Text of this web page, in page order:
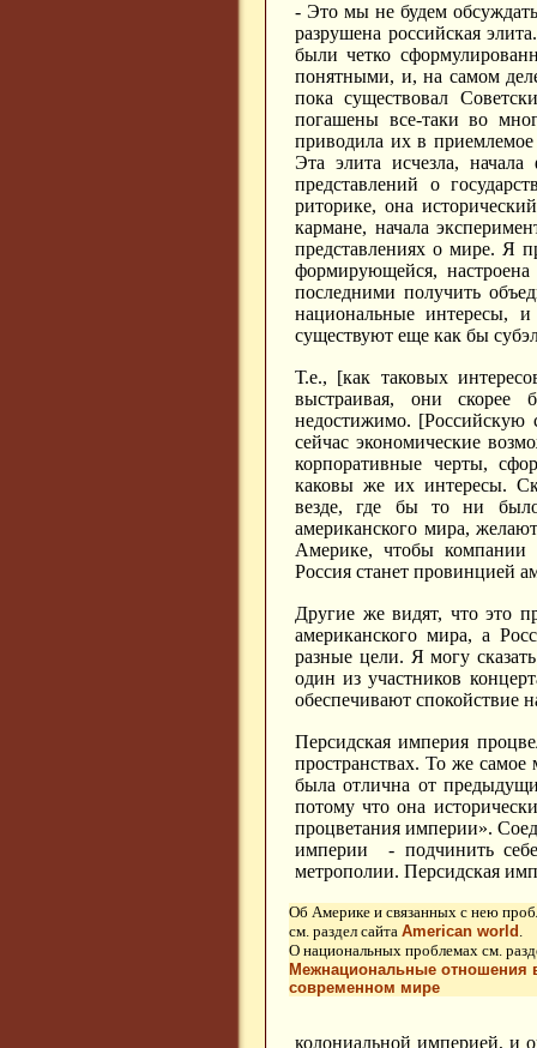
- Это мы не будем
разрушена российская
были четко
понятными, и, на самом
пока существовал
погашены все-таки во
приводила их в
Эта элита исчезла,
представлений о
риторике, она
кармане, начала
представлениях о мире. Я
формирующейся,
последними получить
национальные интересы,
существуют еще как бы
Т.е., [как таковых
выстраивая, они скорее
недостижимо. [Российскую
сейчас экономические
корпоративные черты,
каковы же их интересы.
везде, где бы то ни
американского мира,
Америке, чтобы компании
Россия станет провинцией
Другие же видят, что это
американского мира, а
разные цели. Я могу
один из участников
обеспечивают спокойствие
Персидская империя
пространствах. То же
была отлична от
потому что она
процветания империи».
империи - подчинить себе
метрополии. Персидская
Об Америке и связанных с нею
см. раздел сайта American world .
О национальных проблемах см.
Межнациональные отношения
современном мире
колониальной империей, и